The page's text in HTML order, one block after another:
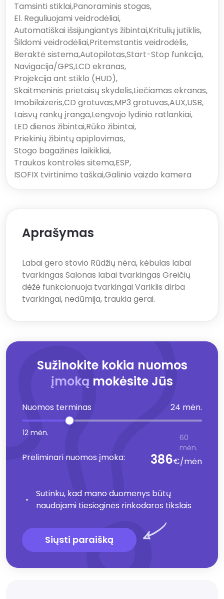
Tamsinti stiklai,Panoraminis stogas,
El. Reguliuojami veidrodėliai,
Automatiškai išsijungiantys žibintai,Kritulių jutiklis,
Šildomi veidrodėliai,Pritemstantis veidrodėlis,
Beraktė sistema,Autopilotas,Start-Stop funkcija,
Navigacija/GPS,LCD ekranas,
Projekcija ant stiklo (HUD),
Skaitmeninis prietaisų skydelis,Liečiamas ekranas,
Imobilaizeris,CD grotuvas,MP3 grotuvas,AUX,USB,
Laisvų rankų įranga,Lengvojo lydinio ratlankiai,
LED dienos žibintai,Rūko žibintai,
Priekinių žibintų apiplovimas,
Stogo bagažinės laikikliai,
Traukos kontrolės sitema,ESP,
ISOFIX tvirtinimo taškai,Galinio vaizdo kamera
Aprašymas
Labai gero stovio Rūdžių nėra, kėbulas labai
tvarkingas Salonas labai tvarkingas Greičių
dėžė funkcionuoja tvarkingai Variklis dirba
tvarkingai, nedūmija, traukia gerai.
Sužinokite kokia nuomos
įmoką mokėsite Jūs
Nuomos terminas 24 mėn.
12 mėn.
60
mėn.
Preliminari nuomos įmoka: 386€/mėn
Sutinku, kad mano duomenys būtų
naudojami tiesioginės rinkodaros tikslais
Siųsti paraišką